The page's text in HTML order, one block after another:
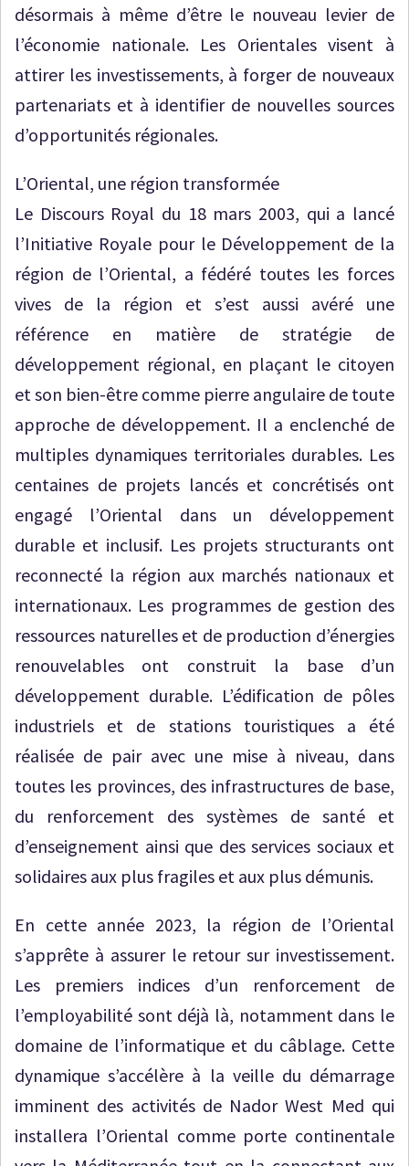
désormais à même d’être le nouveau levier de
l’économie nationale. Les Orientales visent à
attirer les investissements, à forger de nouveaux
partenariats et à identifier de nouvelles sources
d’opportunités régionales.
L’Oriental, une région transformée
Le Discours Royal du 18 mars 2003, qui a lancé
l’Initiative Royale pour le Développement de la
région de l’Oriental, a fédéré toutes les forces
vives de la région et s’est aussi avéré une
référence en matière de stratégie de
développement régional, en plaçant le citoyen
et son bien-être comme pierre angulaire de toute
approche de développement. Il a enclenché de
multiples dynamiques territoriales durables. Les
centaines de projets lancés et concrétisés ont
engagé l’Oriental dans un développement
durable et inclusif. Les projets structurants ont
reconnecté la région aux marchés nationaux et
internationaux. Les programmes de gestion des
ressources naturelles et de production d’énergies
renouvelables ont construit la base d’un
développement durable. L’édification de pôles
industriels et de stations touristiques a été
réalisée de pair avec une mise à niveau, dans
toutes les provinces, des infrastructures de base,
du renforcement des systèmes de santé et
d’enseignement ainsi que des services sociaux et
solidaires aux plus fragiles et aux plus démunis.
En cette année 2023, la région de l’Oriental
s’apprête à assurer le retour sur investissement.
Les premiers indices d’un renforcement de
l’employabilité sont déjà là, notamment dans le
domaine de l’informatique et du câblage. Cette
dynamique s’accélère à la veille du démarrage
imminent des activités de Nador West Med qui
installera l’Oriental comme porte continentale